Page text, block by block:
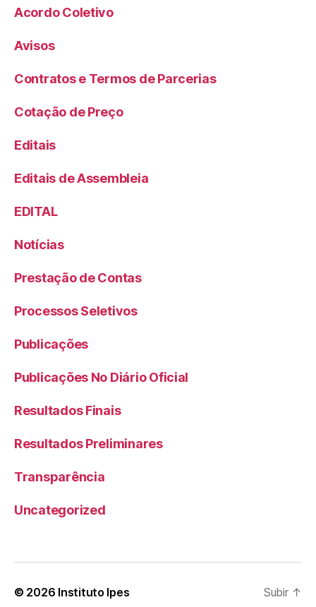
Acordo Coletivo
Avisos
Contratos e Termos de Parcerias
Cotação de Preço
Editais
Editais de Assembleia
EDITAL
Notícias
Prestação de Contas
Processos Seletivos
Publicações
Publicações No Diário Oficial
Resultados Finais
Resultados Preliminares
Transparência
Uncategorized
© 2026 Instituto Ipes Subir ↑